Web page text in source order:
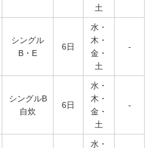
土
シングル
B・E
6日
水・
木・
金・
土
-
シングルB
自炊
6日
水・
木・
金・
土
-
水・